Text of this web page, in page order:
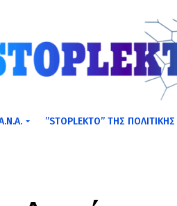
”STOPLEKTO” ΤΗΣ ΠΟΛΙΤΙΚΗΣ